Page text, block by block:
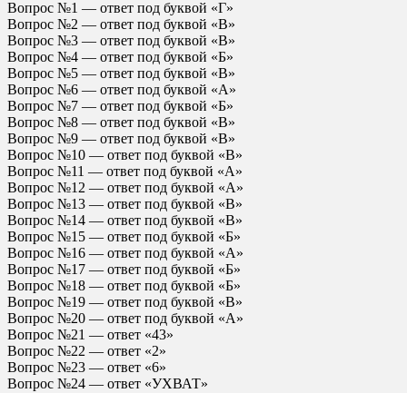
Вопрос №1 — ответ под буквой «Г»
Вопрос №2 — ответ под буквой «В»
Вопрос №3 — ответ под буквой «В»
Вопрос №4 — ответ под буквой «Б»
Вопрос №5 — ответ под буквой «В»
Вопрос №6 — ответ под буквой «А»
Вопрос №7 — ответ под буквой «Б»
Вопрос №8 — ответ под буквой «В»
Вопрос №9 — ответ под буквой «В»
Вопрос №10 — ответ под буквой «В»
Вопрос №11 — ответ под буквой «А»
Вопрос №12 — ответ под буквой «А»
Вопрос №13 — ответ под буквой «В»
Вопрос №14 — ответ под буквой «В»
Вопрос №15 — ответ под буквой «Б»
Вопрос №16 — ответ под буквой «А»
Вопрос №17 — ответ под буквой «Б»
Вопрос №18 — ответ под буквой «Б»
Вопрос №19 — ответ под буквой «В»
Вопрос №20 — ответ под буквой «А»
Вопрос №21 — ответ «43»
Вопрос №22 — ответ «2»
Вопрос №23 — ответ «6»
Вопрос №24 — ответ «УХВАТ»